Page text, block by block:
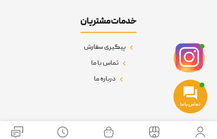
خدمات مشتریان
پیگیری سفارش
تماس با ما
درباره ما
نمادهای اعتماد
تماس با ما